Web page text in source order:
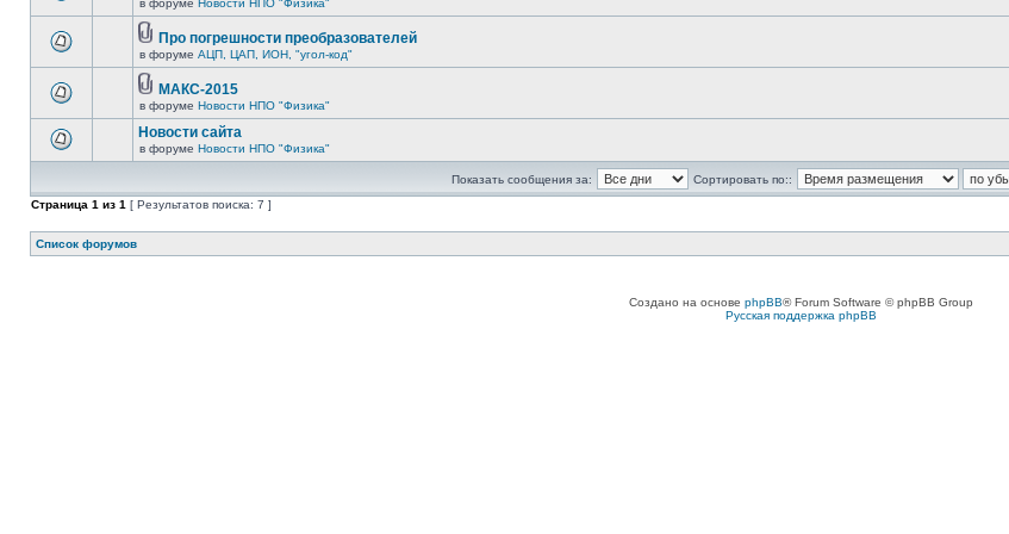
в форуме Новости НПО "Физика"
Про погрешности преобразователей
в форуме АЦП, ЦАП, ИОН, "угол-код"
МАКС-2015
в форуме Новости НПО "Физика"
Новости сайта
в форуме Новости НПО "Физика"
Показать сообщения за:
Сортировать по::
Страница 1 из 1 [ Результатов поиска: 7 ]
Список форумов
Создано на основе phpBB® Forum Software © phpBB Group
Русская поддержка phpBB